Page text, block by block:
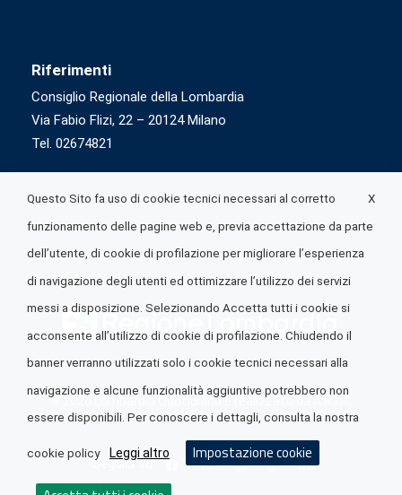
Riferimenti
Consiglio Regionale della Lombardia
Via Fabio Flizi, 22 – 20124 Milano
Tel. 02674821
© 2026 Lombardia Quotidiano è realizzato daA.R.I.A.
Seguici su
X
Questo Sito fa uso di cookie tecnici necessari al corretto
funzionamento delle pagine web e, previa accettazione da parte
dell’utente, di cookie di profilazione per migliorare l’esperienza
di navigazione degli utenti ed ottimizzare l’utilizzo dei servizi
messi a disposizione. Selezionando Accetta tutti i cookie si
acconsente all’utilizzo di cookie di profilazione. Chiudendo il
banner verranno utilizzati solo i cookie tecnici necessari alla
navigazione e alcune funzionalità aggiuntive potrebbero non
essere disponibili. Per conoscere i dettagli, consulta la nostra
cookie policy Leggi altro Impostazione cookie